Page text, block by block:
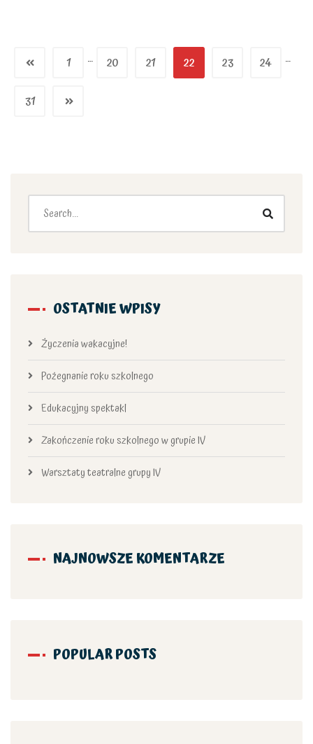
1 … 20 21 22 23 24 …
31
OSTATNIE WPISY
Życzenia wakacyjne!
Pożegnanie roku szkolnego
Edukacyjny spektakl
Zakończenie roku szkolnego w grupie IV
Warsztaty teatralne grupy IV
NAJNOWSZE KOMENTARZE
POPULAR POSTS